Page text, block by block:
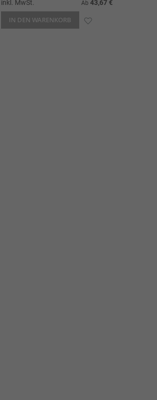
inkl. MwSt.
Ab 43,67 €
IN DEN WARENKORB ZUR